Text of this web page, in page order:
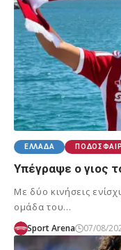
ΕΛΛΆΔΑ
Υπέγραψε ο γιος
Με δύο κινήσεις
ομάδα του…
Sport Arena 07/08/